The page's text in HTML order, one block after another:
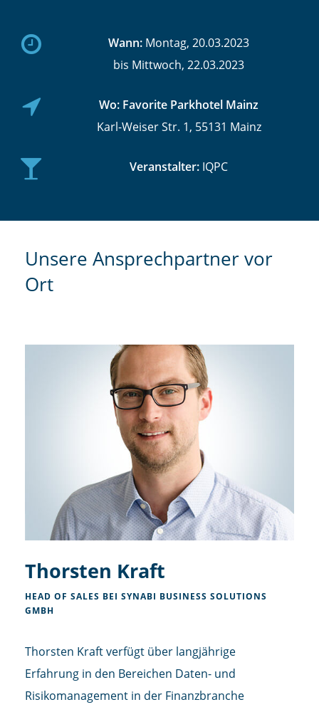
Wann: Montag, 20.03.2023
bis Mittwoch, 22.03.2023
Wo: Favorite Parkhotel Mainz
Karl-Weiser Str. 1, 55131 Mainz
Veranstalter: IQPC
Unsere Ansprechpartner vor
Ort
Thorsten Kraft
HEAD OF SALES BEI SYNABI BUSINESS SOLUTIONS
GMBH
Thorsten Kraft verfügt über langjährige
Erfahrung in den Bereichen Daten- und
Risikomanagement in der Finanzbranche